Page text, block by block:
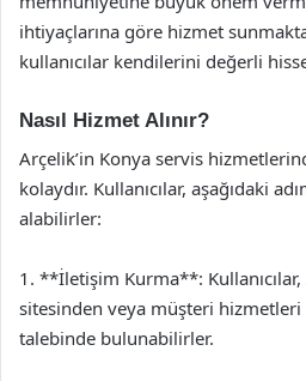
ihtiyaçlarına göre hizmet
kullanıcılar kendilerini değerli
Nasıl Hizmet Alınır?
Arçelik’in Konya servis
kolaydır. Kullanıcılar, aşağıdaki
alabilirler:
1. **İletişim Kurma**:
sitesinden veya müşteri hizmetleri
talebinde bulunabilirler.